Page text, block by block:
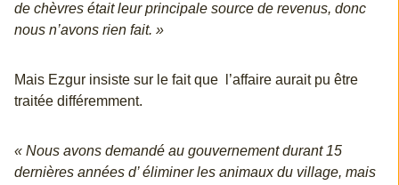
de chèvres était leur principale source de revenus, donc
nous n’avons rien fait. »
Mais Ezgur insiste sur le fait que l’affaire aurait pu être
traitée différemment.
« Nous avons demandé au gouvernement durant 15
dernières années d’ éliminer les animaux du village, mais